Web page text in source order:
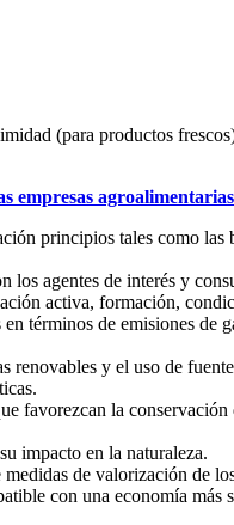
(para productos
empresas agroalimentarias
principios tales como las
los agentes de interés y
activa, formación,
términos de emisiones de
y el uso de
favorezcan la
impacto en la naturaleza.
de valorización de
con una economía más